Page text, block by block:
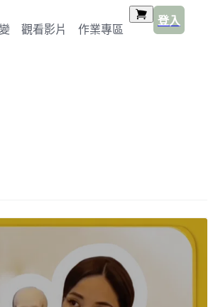
觀看影片 作業專區
登入